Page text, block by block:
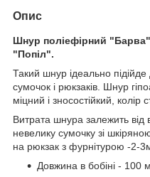
Опис
Шнур поліефірний
"Попіл".
Такий шнур ідеально
сумочок і рюкзаків. Шнур
міцний і зносостійкий, колір
Витрата шнура залежить від
невелику сумочку зі
на рюкзак з фурнітурою -2-
Довжина в бобіні - 100